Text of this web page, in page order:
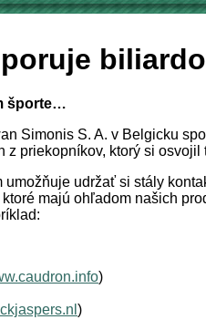
športe…
Simonis S. A. v Belgicku
z priekopníkov, ktorý si
umožňuje udržať si stály
majú ohľadom našich
)
)